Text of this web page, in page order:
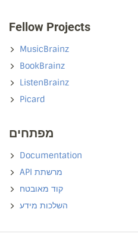
Fellow Projects
MusicBrainz
BookBrainz
ListenBrainz
Picard
מפתחים
Documentation
API מרשתת
קוד מאובטח
השלכות מידע